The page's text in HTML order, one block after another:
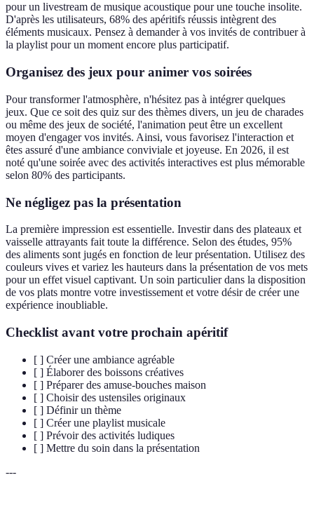
pour un livestream de musique acoustique pour une touche insolite.
D'après les utilisateurs, 68% des apéritifs réussis intègrent des
éléments musicaux. Pensez à demander à vos invités de contribuer à
la playlist pour un moment encore plus participatif.
Organisez des jeux pour animer vos soirées
Pour transformer l'atmosphère, n'hésitez pas à intégrer quelques
jeux. Que ce soit des quiz sur des thèmes divers, un jeu de charades
ou même des jeux de société, l'animation peut être un excellent
moyen d'engager vos invités. Ainsi, vous favorisez l'interaction et
êtes assuré d'une ambiance conviviale et joyeuse. En 2026, il est
noté qu'une soirée avec des activités interactives est plus mémorable
selon 80% des participants.
Ne négligez pas la présentation
La première impression est essentielle. Investir dans des plateaux et
vaisselle attrayants fait toute la différence. Selon des études, 95%
des aliments sont jugés en fonction de leur présentation. Utilisez des
couleurs vives et variez les hauteurs dans la présentation de vos mets
pour un effet visuel captivant. Un soin particulier dans la disposition
de vos plats montre votre investissement et votre désir de créer une
expérience inoubliable.
Checklist avant votre prochain apéritif
[ ] Créer une ambiance agréable
[ ] Élaborer des boissons créatives
[ ] Préparer des amuse-bouches maison
[ ] Choisir des ustensiles originaux
[ ] Définir un thème
[ ] Créer une playlist musicale
[ ] Prévoir des activités ludiques
[ ] Mettre du soin dans la présentation
---